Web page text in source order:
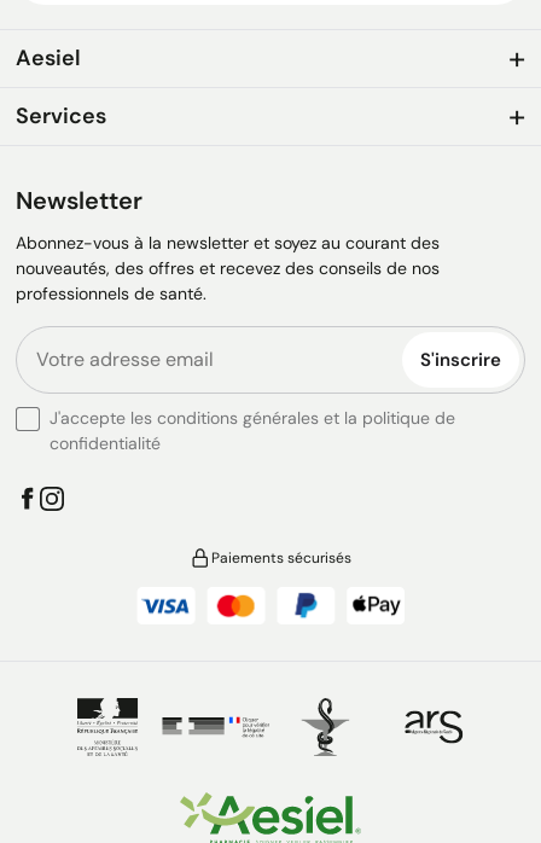
Aesiel
Services
Newsletter
Abonnez-vous à la newsletter et soyez au courant des
nouveautés, des offres et recevez des conseils de nos
professionnels de santé.
S'inscrire
J'accepte les conditions générales et la politique de
confidentialité
Paiements sécurisés